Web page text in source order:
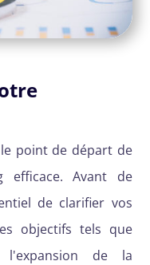
point de départ de
efficace. Avant de
de clarifier vos
objectifs tels que
l'expansion de la